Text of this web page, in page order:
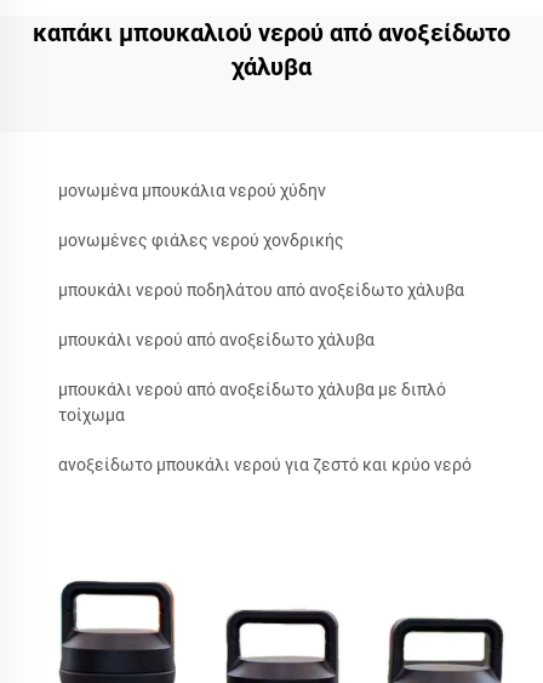
καπάκι μπουκαλιού νερού από ανοξείδωτο
χάλυβα
μονωμένα μπουκάλια νερού χύδην
μονωμένες φιάλες νερού χονδρικής
μπουκάλι νερού ποδηλάτου από ανοξείδωτο χάλυβα
μπουκάλι νερού από ανοξείδωτο χάλυβα
μπουκάλι νερού από ανοξείδωτο χάλυβα με διπλό
τοίχωμα
ανοξείδωτο μπουκάλι νερού για ζεστό και κρύο νερό